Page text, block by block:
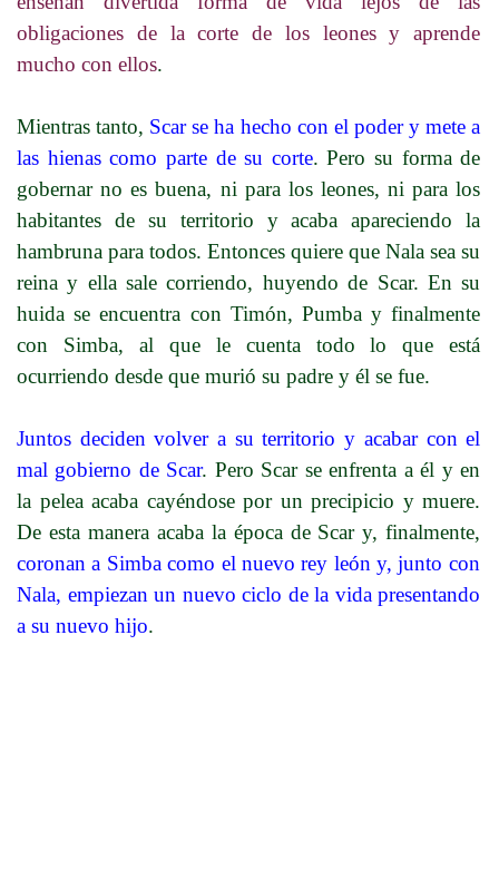
obligaciones de la corte de los leones y aprende
mucho con ellos.
Mientras tanto, Scar se ha hecho con el poder y mete a
las hienas como parte de su corte. Pero su forma de
gobernar no es buena, ni para los leones, ni para los
habitantes de su territorio y acaba apareciendo la
hambruna para todos. Entonces quiere que Nala sea su
reina y ella sale corriendo, huyendo de Scar. En su
huida se encuentra con Timón, Pumba y finalmente
con Simba, al que le cuenta todo lo que está
ocurriendo desde que murió su padre y él se fue.
Juntos deciden volver a su territorio y acabar con el
mal gobierno de Scar. Pero Scar se enfrenta a él y en
la pelea acaba cayéndose por un precipicio y muere.
De esta manera acaba la época de Scar y, finalmente,
coronan a Simba como el nuevo rey león y, junto con
Nala, empiezan un nuevo ciclo de la vida presentando
a su nuevo hijo.